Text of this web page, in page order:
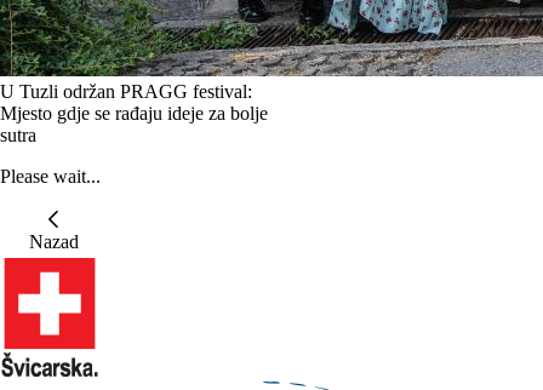
U Tuzli održan PRAGG festival:
Mjesto gdje se rađaju ideje za bolje
sutra
Please wait...
Nazad